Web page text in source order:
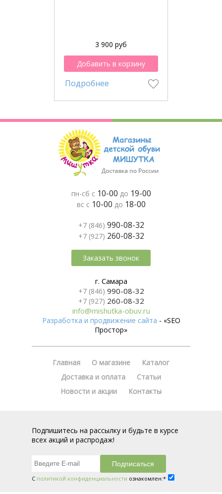
3 900 руб
Добавить в корзину
Подробнее
пн-сб с 10-00 до 19-00
вс с 10-00 до 18-00
+7 (846) 990-08-32
+7 (927) 260-08-32
Заказать звонок
г. Самара
+7 (846) 990-08-32
+7 (927) 260-08-32
info@mishutka-obuv.ru
Разработка и продвижение сайта - «SEO
Простор»
Главная О магазине
Каталог
Доставка и оплата
Статьи
Новости и акции
Контакты
Подпишитесь на рассылку и будьте в курсе
всех акций и распродаж!
С политикой конфиденциальности ознакомлен:*